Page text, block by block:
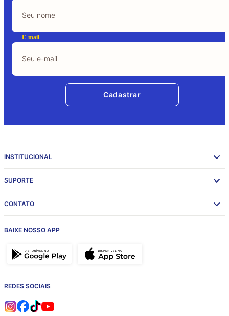
E-mail
Cadastrar
INSTITUCIONAL
SUPORTE
CONTATO
BAIXE NOSSO APP
REDES SOCIAIS